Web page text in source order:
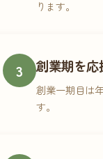
ります。
3 創業期を応
創業一期目は
す。